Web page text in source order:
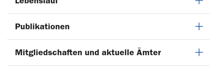
Publikationen
Mitgliedschaften und aktuelle Ämter